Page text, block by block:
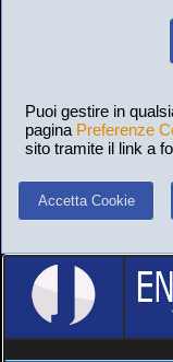
Puoi gestire in
pagina Preferenze
sito tramite il link a
Accetta Cookie